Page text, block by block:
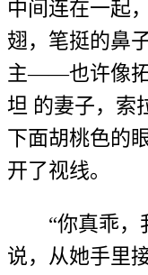
中间连在一起
翅，笔挺的鼻
主——也许像拓
坦 的妻子，索
下面胡桃色的
开了视线。
“你真乖，
说，从她手里